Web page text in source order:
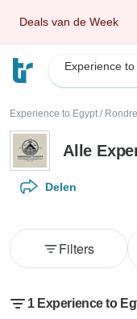
Deals van de Week
Experience to Egypt /
Alle
Delen
Filters
1 Experience to